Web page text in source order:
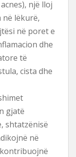
një lloj
lëkurë,
në poret e
dhe
të
cista dhe
gjatë
shtatzënisë
në